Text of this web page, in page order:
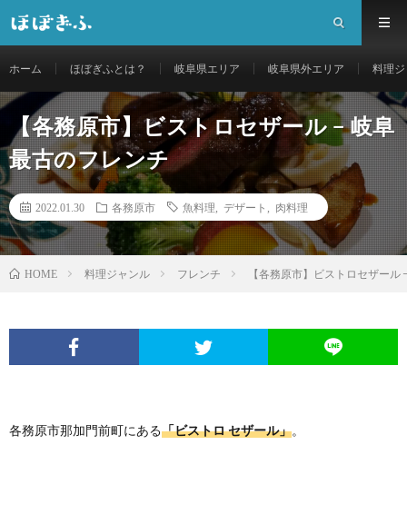
ホーム ほぼぎふとは？ 岐阜県エリア 岐阜県外エリア 料理
【各務原市】ビストロセザール − 岐阜
最古のフレンチ
2022.01.30 各務原市 魚料理 デザート 肉料理
HOME 料理ジャンル フレンチ 【各務原市】ビストロセザール
各務原市那加門前町にある「ビストロ セザール」。